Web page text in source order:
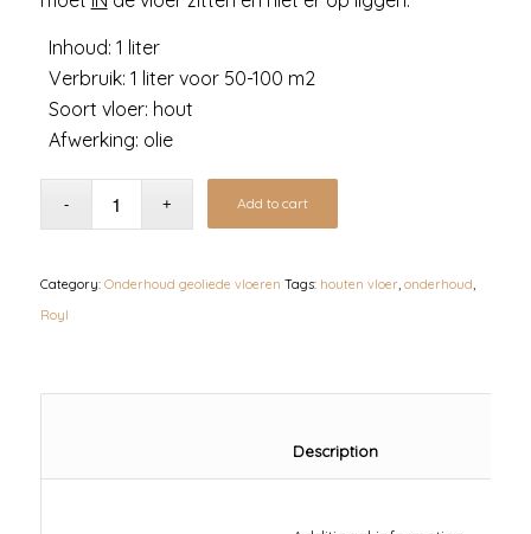
Inhoud: 1 liter
Verbruik: 1 liter voor 50-100 m2
Soort vloer: hout
Afwerking: olie
Add to cart
Category: Onderhoud geoliede vloeren Tags: houten vloer, onderhoud
Royl